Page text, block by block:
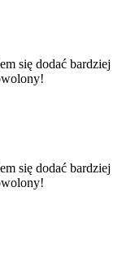
się dodać bardziej
się dodać bardziej